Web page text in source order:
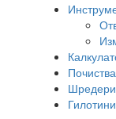
Шредери
Гилотини